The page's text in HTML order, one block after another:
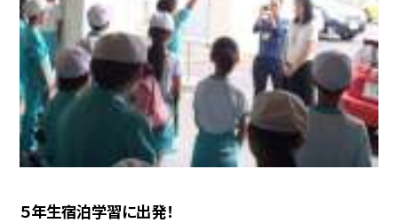
５年生宿泊学習に出発！